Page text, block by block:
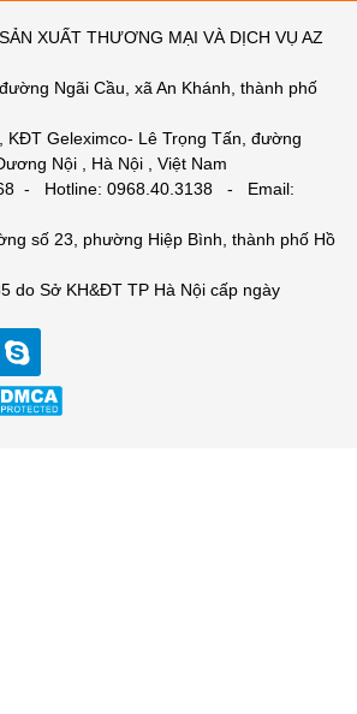
XUẤT THƯƠNG MẠI VÀ DỊCH VỤ AZ
Ngãi Cầu, xã An Khánh, thành phố
KĐT Geleximco- Lê Trọng Tấn, đường
Nội , Hà Nội , Việt Nam
- Hotline: 0968.40.3138 - Email:
số 23, phường Hiệp Bình, thành phố Hồ
do Sở KH&ĐT TP Hà Nội cấp ngày